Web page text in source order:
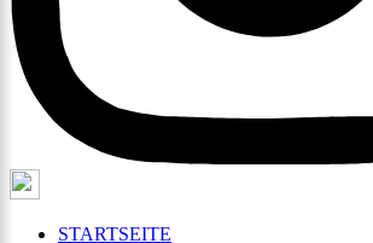
STARTSEITE